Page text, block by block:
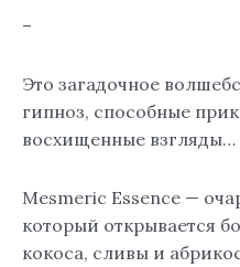
–
Это загадочное
гипноз, способные
восхищенные взгляды…
Mesmeric Essence —
который открывается
кокоса, сливы и